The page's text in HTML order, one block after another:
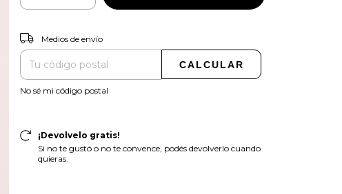
Entregas para el CP:
Medios de envío
CALCULAR
No sé mi código postal
¡Devolvelo gratis!
Si no te gustó o no te convence, podés devolverlo cuando
quieras.